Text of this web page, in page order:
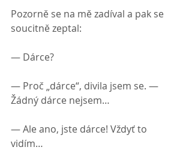
Pozorně se na mě zadíval a pak se
soucitně zeptal:
— Dárce?
— Proč „dárce“, divila jsem se. —
Žádný dárce nejsem…
— Ale ano, jste dárce! Vždyť to
vidím…